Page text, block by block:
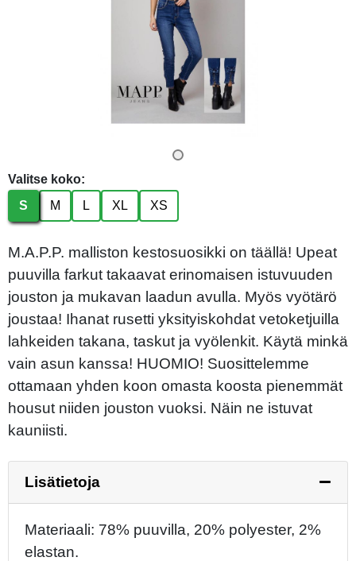
Valitse koko:
S
M L XL XS
M.A.P.P. malliston kestosuosikki on täällä! Upeat
puuvilla farkut takaavat erinomaisen istuvuuden
jouston ja mukavan laadun avulla. Myös vyötärö
joustaa! Ihanat rusetti yksityiskohdat vetoketjuilla
lahkeiden takana, taskut ja vyölenkit. Käytä minkä
vain asun kanssa! HUOMIO! Suosittelemme
ottamaan yhden koon omasta koosta pienemmät
housut niiden jouston vuoksi. Näin ne istuvat
kauniisti.
Lisätietoja
Materiaali: 78% puuvilla, 20% polyester, 2%
elastan.